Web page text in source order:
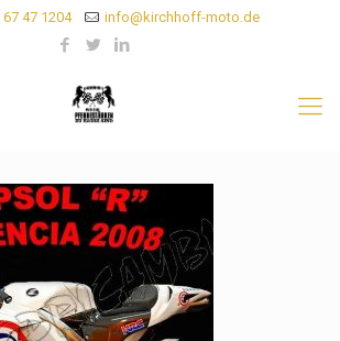
47 1204 info@kirchhoff-moto.de